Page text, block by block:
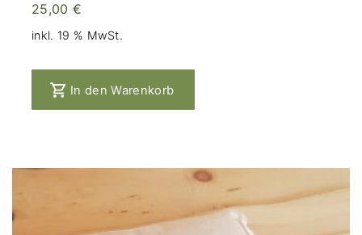
25,00 €
inkl. 19 % MwSt.
In den Warenkorb